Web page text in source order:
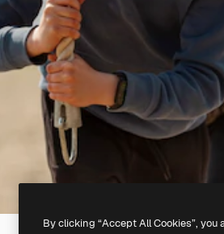
By clicking “Accept All Cookies”,